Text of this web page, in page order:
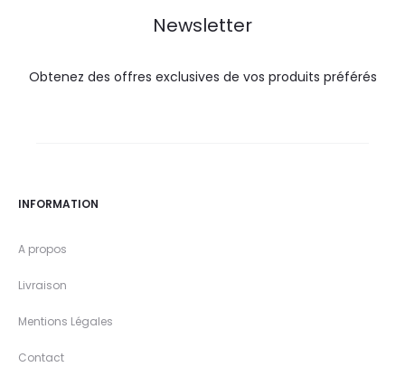
Newsletter
Obtenez des offres exclusives de vos produits préférés
INFORMATION
A propos
Livraison
Mentions Légales
Contact